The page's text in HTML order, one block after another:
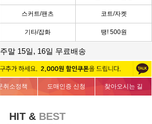
스커트/팬츠 코트/자켓
기타/잡화 땡! 500원
주말 15일, 16일 무료배송
취소정책 도매인증 신청 찾아오시는 길
HIT & BEST